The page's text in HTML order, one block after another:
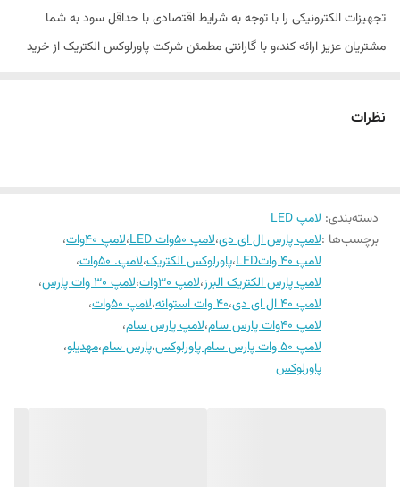
تجهیزات الکترونیکی را با توجه به شرایط اقتصادی با حداقل سود به شما
مشتریان عزیز ارائه کند،و با گارانتی مطمئن شرکت پاورلوکس الکتریک از خرید
نظرات
دسته‌بندی: لامپ LED
برچسب‌ها :لامپ پارس ال ای دی،لامپ ۵۰وات LED ،لامپ ۴۰وات
،
لامپ ۴۰ واتLED
،پاورلوکس الکتریک،لامپ. ۵۰وات
،
لامپ پارس الکتریک البرز،لامپ ۳۰وات ،لامپ ۳۰ وات پارس
،
لامپ ۴۰ ال ای دی
،۴۰ وات استوانه ،لامپ 50وات
،
لامپ 40وات پارس سام
،لامپ پارس سام،
لامپ 50 وات پارس سام پاورلوکس
،پارس سام،مهدیلو،
پاورلوکس